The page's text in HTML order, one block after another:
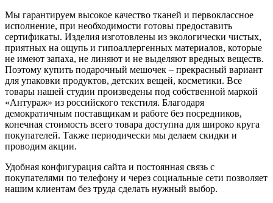
Мы гарантируем высокое качество тканей и первоклассное
исполнение, при необходимости готовы предоставить
сертификаты. Изделия изготовлены из экологически чистых,
приятных на ощупь и гипоаллергенных материалов, которые
не имеют запаха, не линяют и не выделяют вредных веществ.
Поэтому купить подарочный мешочек – прекрасный вариант
для упаковки продуктов, детских вещей, косметики. Все
товары нашей студии произведены под собственной маркой
«Антураж» из российского текстиля. Благодаря
демократичным поставщикам и работе без посредников,
конечная стоимость всего товара доступна для широко круга
покупателей. Также периодически мы делаем скидки и
проводим акции.
Удобная конфигурация сайта и постоянная связь с
покупателями по телефону и через социальные сети позволяет
нашим клиентам без труда сделать нужный выбор.